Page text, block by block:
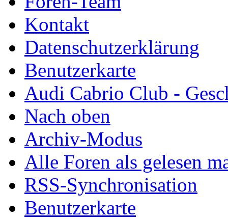
Kontakt
Datenschutzerklärung
Benutzerkarte
Audi Cabrio Club -
Nach oben
Archiv-Modus
Alle Foren als gelesen
RSS-Synchronisation
Benutzerkarte